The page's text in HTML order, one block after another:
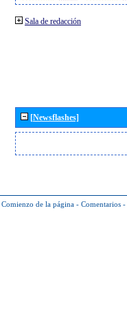
Sala de redacción
[Newsflashes]
Comienzo de la página - Comentarios -